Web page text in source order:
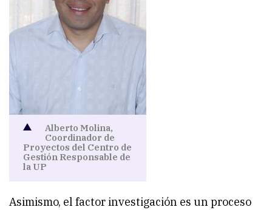
Alberto Molina,
Coordinador de
Proyectos del Centro de
Gestión Responsable de
la UP
Asimismo, el factor investigación es un proceso